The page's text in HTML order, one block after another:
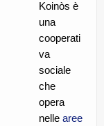
|
Koinòs è
una
cooperati
va
sociale
che
opera
nelle aree